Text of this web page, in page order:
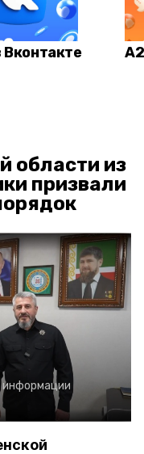
области из
призвали
информации